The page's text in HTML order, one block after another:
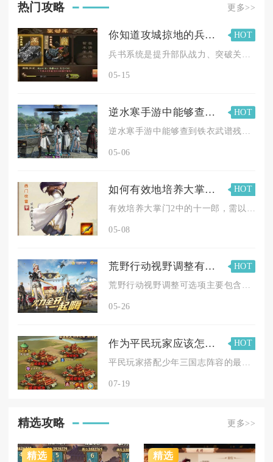
热门攻略 更多>>
你知道攻城掠地的兵书该怎么玩吗
HOT
05-15
逆水寒手游中能够查到铁衣武谱残卷的具体位置吗
HOT
05-06
如何有效地培养大掌门2中的十一郎
HOT
05-08
荒野行动视野调整有哪些可选项
HOT
荒野行动视野调整可选项主要包含视距设置、镜头盲区、视角模式、...
05-26
作为平民玩家应该怎样合理的搭配少年三国志的阵容呢
HOT
07-19
精选攻略 更多>>
精选 精选